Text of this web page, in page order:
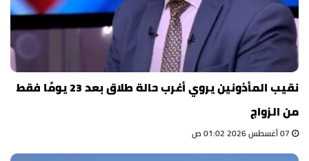
نقيب المأذونين يروي أغرب حالة طلاق بعد 23 يومًا فقط
من الزواج